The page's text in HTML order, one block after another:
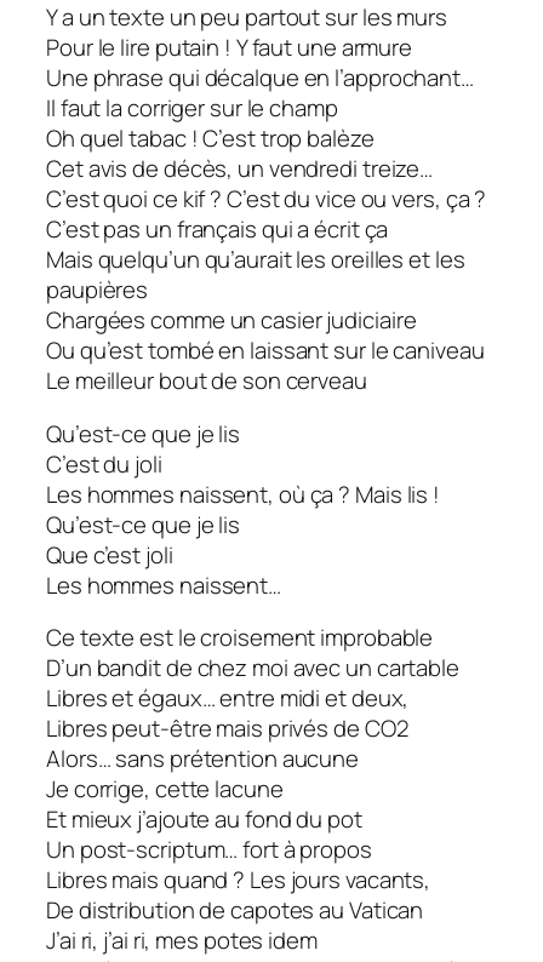
Y a un texte un peu partout sur les murs
Pour le lire putain ! Y faut une armure
Une phrase qui décalque en l’approchant…
Il faut la corriger sur le champ
Oh quel tabac ! C’est trop balèze
Cet avis de décès, un vendredi treize…
C’est quoi ce kif ? C’est du vice ou vers, ça ?
C’est pas un français qui a écrit ça
Mais quelqu’un qu’aurait les oreilles et les
paupières
Chargées comme un casier judiciaire
Ou qu’est tombé en laissant sur le caniveau
Le meilleur bout de son cerveau
Qu’est-ce que je lis
C’est du joli
Les hommes naissent, où ça ? Mais lis !
Qu’est-ce que je lis
Que c’est joli
Les hommes naissent…
Ce texte est le croisement improbable
D’un bandit de chez moi avec un cartable
Libres et égaux… entre midi et deux,
Libres peut-être mais privés de CO2
Alors… sans prétention aucune
Je corrige, cette lacune
Et mieux j’ajoute au fond du pot
Un post-scriptum… fort à propos
Libres mais quand ? Les jours vacants,
De distribution de capotes au Vatican
J’ai ri, j’ai ri, mes potes idem